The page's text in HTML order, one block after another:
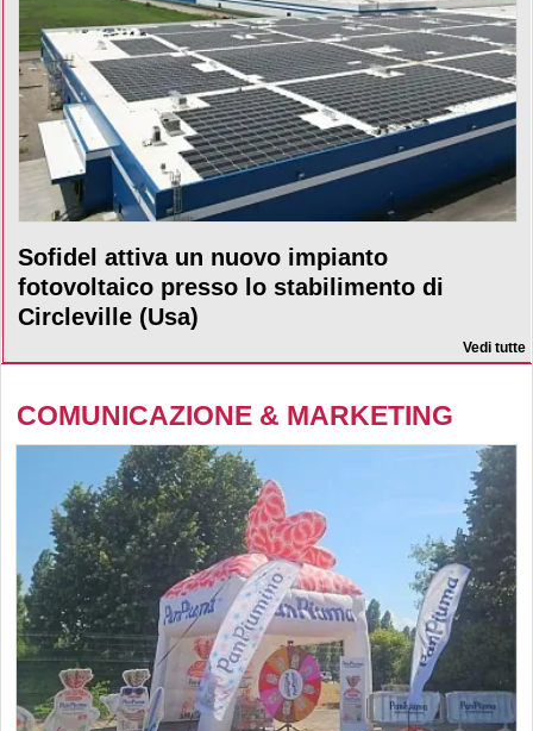
Sofidel attiva un nuovo impianto
fotovoltaico presso lo stabilimento di
Circleville (Usa)
Vedi tutte
COMUNICAZIONE & MARKETING